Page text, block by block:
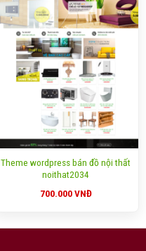
Theme wordpress bán đồ nội thất
noithat2034
700.000VNĐ